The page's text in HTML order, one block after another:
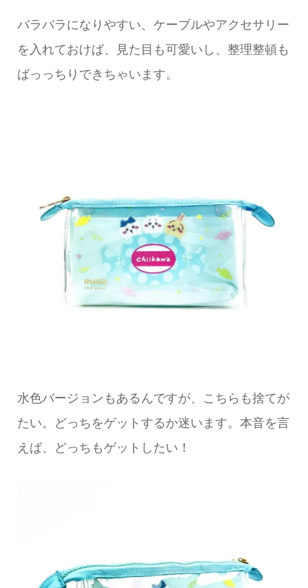
バラバラになりやすい、ケーブルやアクセサリー
を入れておけば、見た目も可愛いし、整理整頓も
ばっっちりできちゃいます。
水色バージョンもあるんですが、こちらも捨てが
たい。どっちをゲットするか迷います。本音を言
えば、どっちもゲットしたい！